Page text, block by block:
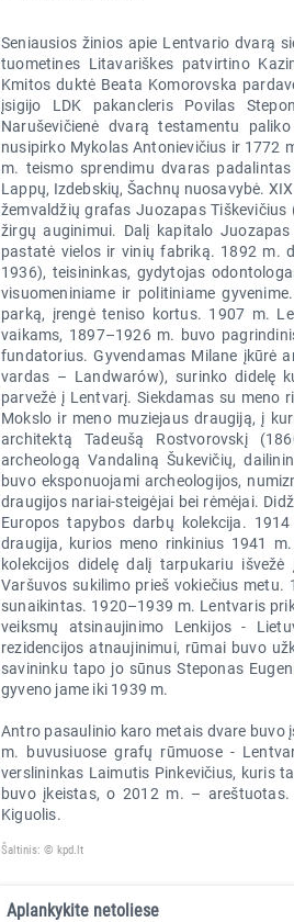
Seniausios žinios apie Lentvario dvarą
tuometines Litavariškes patvirtino
Kmitos duktė Beata Komorovska
įsigijo LDK pakancleris Povilas
Naruševičienė dvarą testamentu
nusipirko Mykolas Antonievičius ir 1772
m. teismo sprendimu dvaras
Lappų, Izdebskių, Šachnų nuosavybė.
žemvaldžių grafas Juozapas
žirgų auginimui. Dalį kapitalo
pastatė vielos ir vinių fabriką. 1892 m.
1936), teisininkas, gydytojas
visuomeniniame ir politiniame
parką, įrengė teniso kortus. 1907 m.
vaikams, 1897–1926 m. buvo
fundatorius. Gyvendamas Milane įkūrė
vardas – Landwarów), surinko didelę
parvežė į Lentvarį. Siekdamas su meno
Mokslo ir meno muziejaus draugiją, į
architektą Tadeušą Rostvorovskį
archeologą Vandaliną Šukevičių,
buvo eksponuojami archeologijos,
draugijos nariai-steigėjai bei rėmėjai.
Europos tapybos darbų kolekcija.
draugija, kurios meno rinkinius 1941
kolekcijos didelę dalį tarpukariu
Varšuvos sukilimo prieš vokiečius
sunaikintas. 1920–1939 m. Lentvaris
veiksmų atsinaujinimo Lenkijos -
rezidencijos atnaujinimui, rūmai buvo
savininku tapo jo sūnus Steponas
gyveno jame iki 1939 m.
Antro pasaulinio karo metais dvare buvo
m. buvusiuose grafų rūmuose -
verslininkas Laimutis Pinkevičius, kuris
buvo įkeistas, o 2012 m. –
Kiguolis.
Šaltinis: © kpd.lt
Aplankykite netoliese